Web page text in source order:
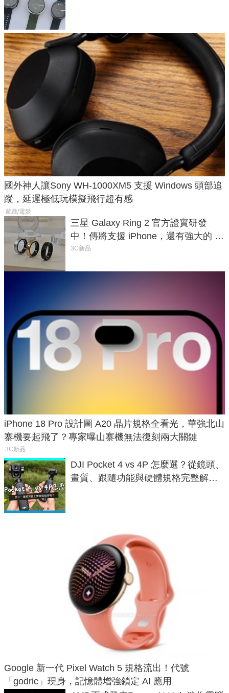
國外神人讓Sony WH-1000XM5 支援 Windows 頭部追
蹤，延遲極低玩模擬飛行超有感
遊戲/電競
三星 Galaxy Ring 2 官方證實研發
中！傳將支援 iPhone，還有強大的 AI
與智慧家電連動功能
3C新品
iPhone 18 Pro 設計圖 A20 晶片規格全看光，華強北山
寨機要起飛了？專家曝山寨機無法復刻兩大關鍵
3C新品
DJI Pocket 4 vs 4P 怎麼選？從鏡頭、
畫質、跟隨功能與硬體規格完整解
Google 新一代 Pixel Watch 5 規格流出！代號
「godric」現身，記憶體增強鎖定 AI 應用